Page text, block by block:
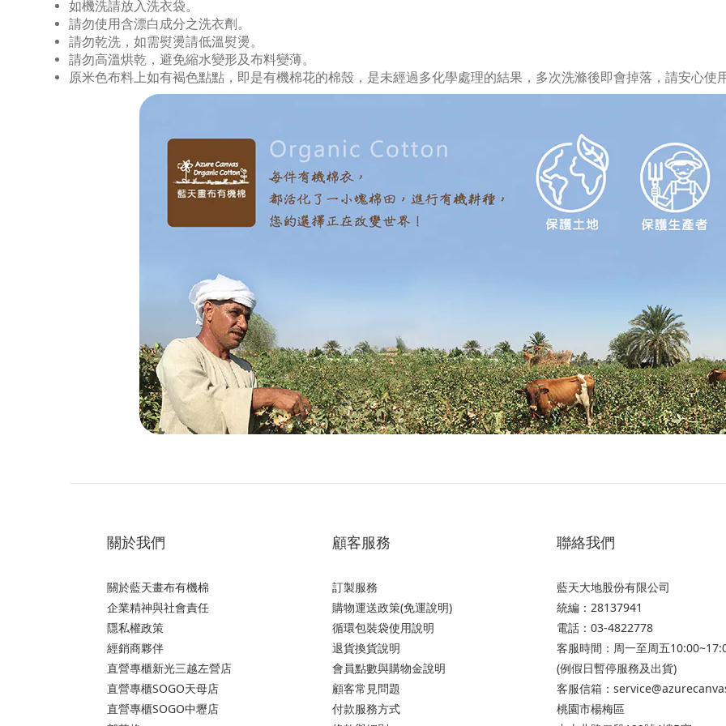
如機洗請放入洗衣袋。
請勿使用含漂白成分之洗衣劑。
請勿乾洗，如需熨燙請低溫熨燙。
請勿高溫烘乾，避免縮水變形及布料變薄。
原米色布料上如有褐色點點，即是有機棉花的棉殼，是未經過多化學處理的結果，多次洗滌後即會掉落，請安心使
關於我們
關於藍天畫布有機棉
企業精神與社會責任
隱私權政策
經銷商夥伴
直營專櫃新光三越左營店
直營專櫃SOGO天母店
直營專櫃SOGO中壢店
顧客服務
訂製服務
購物運送政策(免運說明)
循環包裝袋使用說明
退貨換貨說明
會員點數與購物金說明
顧客常見問題
付款服務方式
聯絡我們
藍天大地股份有限公司
統編：28137941
電話：03-4822778
客服時間：周一至周五
(例假日暫停服務及出貨)
客服信箱：
桃園市楊梅區